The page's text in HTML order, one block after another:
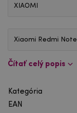
XIAOMI
Xiaomi Redmi
Čítať celý popis
Kategória
EAN